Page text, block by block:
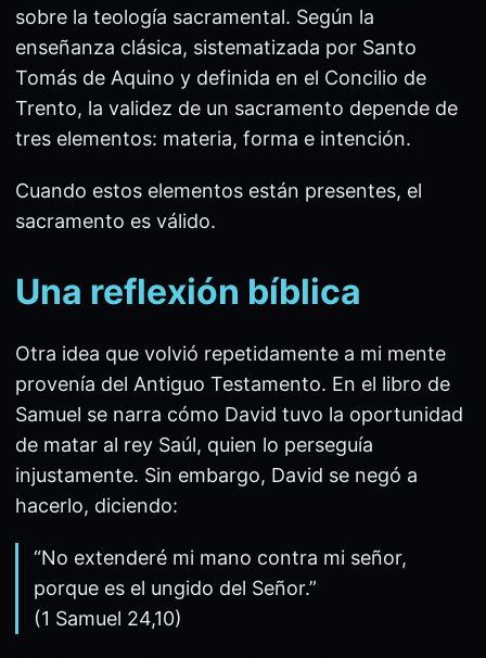
sobre la teología sacramental. Según la
enseñanza clásica, sistematizada por Santo
Tomás de Aquino y definida en el Concilio de
Trento, la validez de un sacramento depende de
tres elementos: materia, forma e intención.
Cuando estos elementos están presentes, el
sacramento es válido.
Una reflexión bíblica
Otra idea que volvió repetidamente a mi mente
provenía del Antiguo Testamento. En el libro de
Samuel se narra cómo David tuvo la oportunidad
de matar al rey Saúl, quien lo perseguía
injustamente. Sin embargo, David se negó a
hacerlo, diciendo:
“No extenderé mi mano contra mi señor,
porque es el ungido del Señor.”
(1 Samuel 24,10)